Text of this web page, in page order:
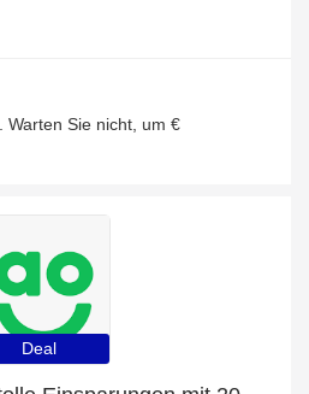
Warten Sie nicht, um €
Deal